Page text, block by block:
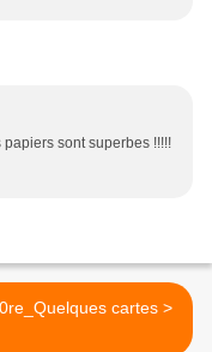
sont superbes !!!!!
Aur0re_Quelques cartes >